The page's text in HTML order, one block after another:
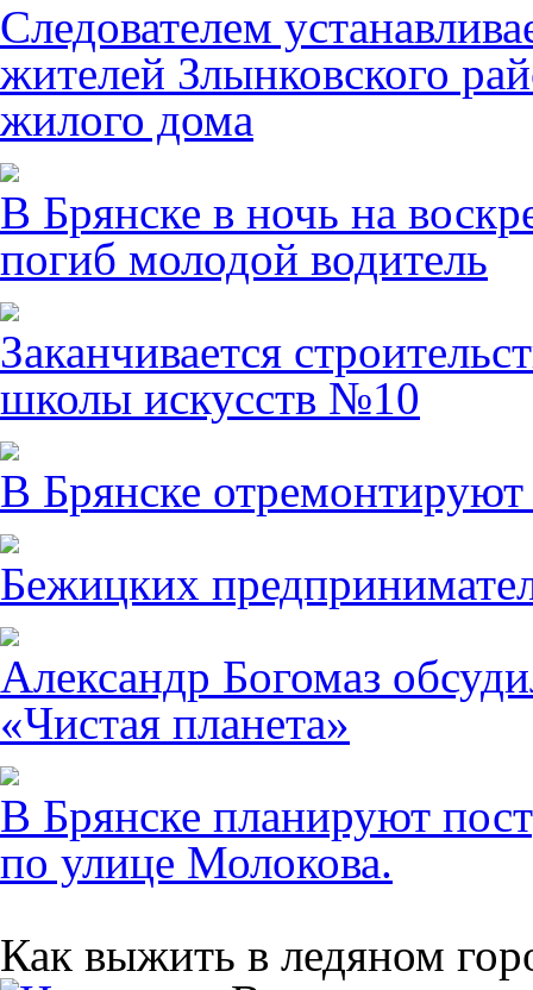
Следователем
жителей Злынковского
жилого дома
В Брянске в ночь на
погиб молодой водитель
Заканчивается
школы искусств №10
В Брянске
Бежицких
Александр Богомаз
«Чистая планета»
В Брянске планируют
по улице Молокова.
Как выжить в ледяном